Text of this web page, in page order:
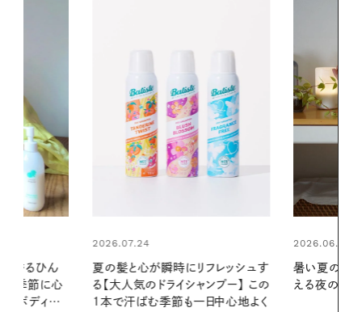
レッシュす
プー】 この
中心地よく
2026.06.01
暑い夏のナイトルーティン。私を整
える夜の爽やかご褒美ケア
2026.06.01
お出かけ前
の一日。汗ば